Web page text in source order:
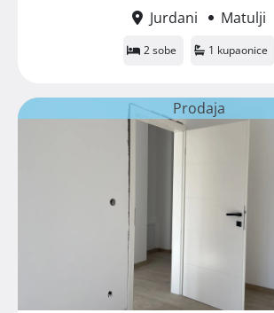
Jurdani
Matulji
2 sobe 1 kupaonice
Prodaja